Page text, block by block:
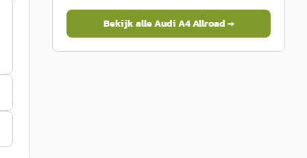
Bekijk alleAudiA4 Allroad→